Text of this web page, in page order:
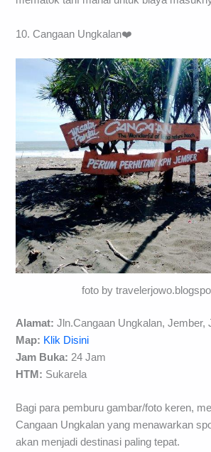
10. Cangaan Ungkalan❤️
foto by
Alamat: Jln.Cangaan Ungkalan, Jember,
Map: Klik Disini
Jam Buka: 24 Jam
HTM: Sukarela
Bagi para pemburu gambar/foto keren,
Cangaan Ungkalan yang menawarkan
akan menjadi destinasi paling tepat.